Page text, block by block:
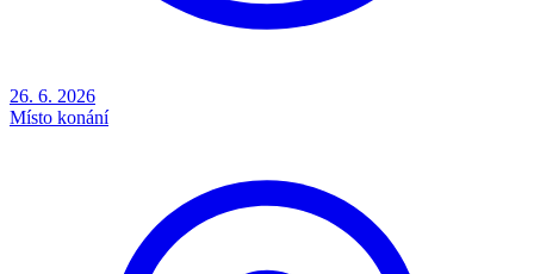
26. 6. 2026
Místo konání